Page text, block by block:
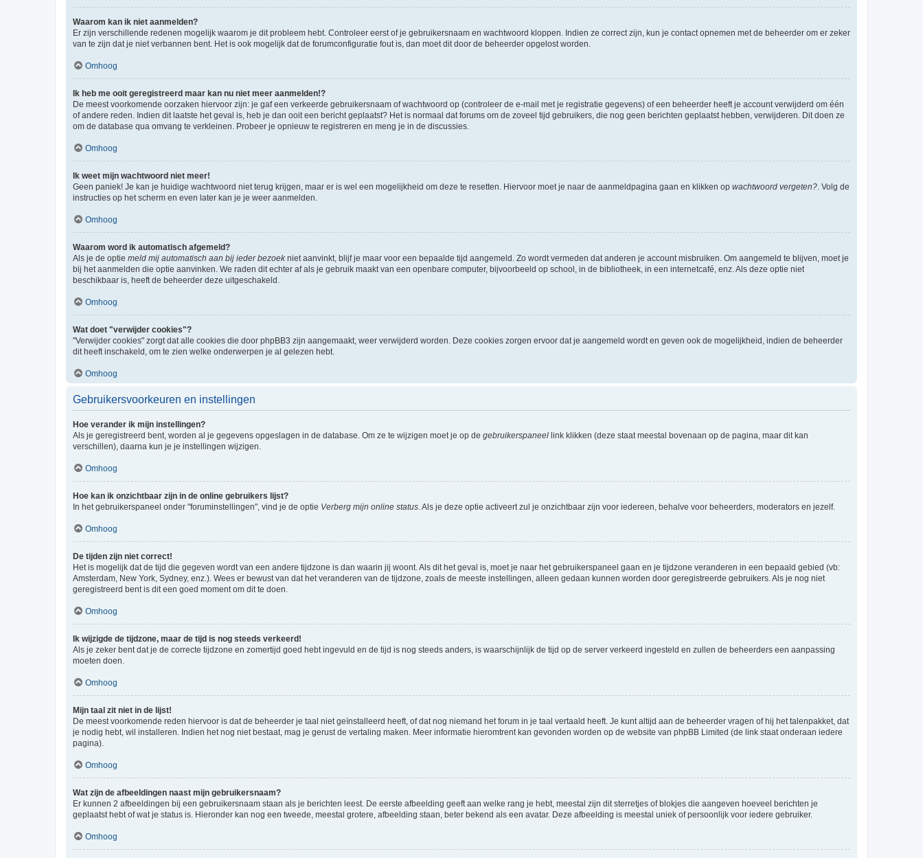
Waarom kan ik niet aanmelden?
Er zijn verschillende redenen mogelijk waarom je dit probleem hebt. Controleer eerst of je gebruikersnaam en wachtwoord kloppen. Indien ze correct zijn, kun je contact opnemen met de beheerder om er zeker
van te zijn dat je niet verbannen bent. Het is ook mogelijk dat de forumconfiguratie fout is, dan moet dit door de beheerder opgelost worden.
Omhoog
Ik heb me ooit geregistreerd maar kan nu niet meer aanmelden!?
De meest voorkomende oorzaken hiervoor zijn: je gaf een verkeerde gebruikersnaam of wachtwoord op (controleer de e-mail met je registratie gegevens) of een beheerder heeft je account verwijderd om één
of andere reden. Indien dit laatste het geval is, heb je dan ooit een bericht geplaatst? Het is normaal dat forums om de zoveel tijd gebruikers, die nog geen berichten geplaatst hebben, verwijderen. Dit doen ze
om de database qua omvang te verkleinen. Probeer je opnieuw te registreren en meng je in de discussies.
Omhoog
Ik weet mijn wachtwoord niet meer!
Geen paniek! Je kan je huidige wachtwoord niet terug krijgen, maar er is wel een mogelijkheid om deze te resetten. Hiervoor moet je naar de aanmeldpagina gaan en klikken op wachtwoord vergeten? . Volg de
instructies op het scherm en even later kan je je weer aanmelden.
Omhoog
Waarom word ik automatisch afgemeld?
Als je de optie meld mij automatisch aan bij ieder bezoekniet aanvinkt, blijf je maar voor een bepaalde tijd aangemeld. Zo wordt vermeden dat anderen je account misbruiken. Om aangemeld te blijven, moet je
bij het aanmelden die optie aanvinken. We raden dit echter af als je gebruik maakt van een openbare computer, bijvoorbeeld op school, in de bibliotheek, in een internetcafé, enz. Als deze optie niet
beschikbaar is, heeft de beheerder deze uitgeschakeld.
Omhoog
Wat doet "verwijder cookies"?
"Verwijder cookies" zorgt dat alle cookies die door phpBB3 zijn aangemaakt, weer verwijderd worden. Deze cookies zorgen ervoor dat je aangemeld wordt en geven ook de mogelijkheid, indien de beheerder
dit heeft inschakeld, om te zien welke onderwerpen je al gelezen hebt.
Omhoog
Gebruikersvoorkeuren en instellingen
Hoe verander ik mijn instellingen?
Als je geregistreerd bent, worden al je gegevens opgeslagen in de database. Om ze te wijzigen moet je op de gebruikerspaneel link klikken (deze staat meestal bovenaan op de pagina, maar dit kan
verschillen), daarna kun je je instellingen wijzigen.
Omhoog
Hoe kan ik onzichtbaar zijn in de online gebruikers lijst?
In het gebruikerspaneel onder "foruminstellingen", vind je de optie Verberg mijn online status . Als je deze optie activeert zul je onzichtbaar zijn voor iedereen, behalve voor beheerders, moderators en jezelf.
Omhoog
De tijden zijn niet correct!
Het is mogelijk dat de tijd die gegeven wordt van een andere tijdzone is dan waarin jij woont. Als dit het geval is, moet je naar het gebruikerspaneel gaan en je tijdzone veranderen in een bepaald gebied (vb:
Amsterdam, New York, Sydney, enz.). Wees er bewust van dat het veranderen van de tijdzone, zoals de meeste instellingen, alleen gedaan kunnen worden door geregistreerde gebruikers. Als je nog niet
geregistreerd bent is dit een goed moment om dit te doen.
Omhoog
Ik wijzigde de tijdzone, maar de tijd is nog steeds verkeerd!
Als je zeker bent dat je de correcte tijdzone en zomertijd goed hebt ingevuld en de tijd is nog steeds anders, is waarschijnlijk de tijd op de server verkeerd ingesteld en zullen de beheerders een aanpassing
moeten doen.
Omhoog
Mijn taal zit niet in de lijst!
De meest voorkomende reden hiervoor is dat de beheerder je taal niet geïnstalleerd heeft, of dat nog niemand het forum in je taal vertaald heeft. Je kunt altijd aan de beheerder vragen of hij het talenpakket, dat
je nodig hebt, wil installeren. Indien het nog niet bestaat, mag je gerust de vertaling maken. Meer informatie hieromtrent kan gevonden worden op de website van phpBB Limited (de link staat onderaan iedere
pagina).
Omhoog
Wat zijn de afbeeldingen naast mijn gebruikersnaam?
Er kunnen 2 afbeeldingen bij een gebruikersnaam staan als je berichten leest. De eerste afbeelding geeft aan welke rang je hebt, meestal zijn dit sterretjes of blokjes die aangeven hoeveel berichten je
geplaatst hebt of wat je status is. Hieronder kan nog een tweede, meestal grotere, afbeelding staan, beter bekend als een avatar. Deze afbeelding is meestal uniek of persoonlijk voor iedere gebruiker.
Omhoog